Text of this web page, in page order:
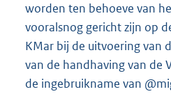
worden ten behoeve van
vooralsnog gericht zijn op
KMar bij de uitvoering van
van de handhaving van de
de ingebruikname van